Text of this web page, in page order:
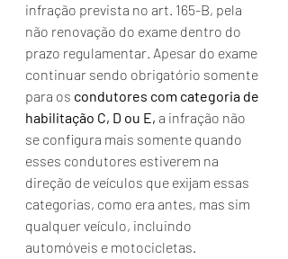
infração prevista no art. 165-B, pela
não renovação do exame dentro do
prazo regulamentar. Apesar do exame
continuar sendo obrigatório somente
para os condutores com categoria de
habilitação C, D ou E, a infração não
se configura mais somente quando
esses condutores estiverem na
direção de veículos que exijam essas
categorias, como era antes, mas sim
qualquer veículo, incluindo
automóveis e motocicletas.